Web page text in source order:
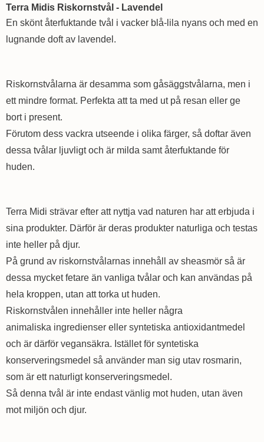
Terra Midis Riskornstvål - Lavendel
En skönt återfuktande tvål i vacker blå-lila nyans och med en
lugnande doft av lavendel.
Riskornstvålarna är desamma som gåsäggstvålarna, men i
ett mindre format. Perfekta att ta med ut på resan eller ge
bort i present.
Förutom dess vackra utseende i olika färger, så doftar även
dessa tvålar ljuvligt och är milda samt återfuktande för
huden.
Terra Midi strävar efter att nyttja vad naturen har att erbjuda i
sina produkter. Därför är deras produkter naturliga och testas
inte heller på djur.
På grund av riskornstvålarnas innehåll av sheasmör så är
dessa mycket fetare än vanliga tvålar och kan användas på
hela kroppen, utan att torka ut huden.
Riskornstvålen innehåller inte heller några
animaliska ingredienser eller syntetiska antioxidantmedel
och är därför vegansäkra. Istället för syntetiska
konserveringsmedel så använder man sig utav rosmarin,
som är ett naturligt konserveringsmedel.
Så denna tvål är inte endast vänlig mot huden, utan även
mot miljön och djur.